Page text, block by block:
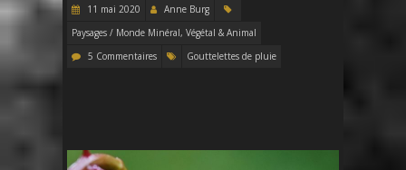
11 mai 2020
Anne Burg
Paysages / Monde Minéral, Végétal & Animal
5 Commentaires
Gouttelettes de pluie